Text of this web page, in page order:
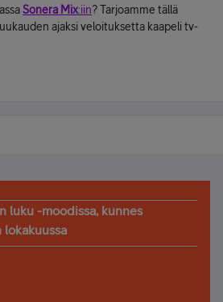
Sonera Mix:iin? Tarjoamme tällä
ajaksi veloituksetta kaapeli tv-
luku -moodissa, kunnes
lokakuussa